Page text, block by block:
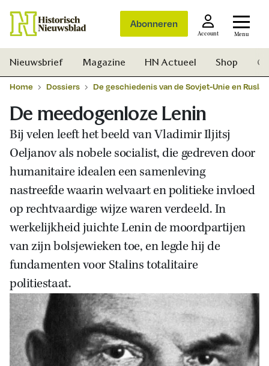
Abonneren
Account Menu
Nieuwsbrief Magazine HN Actueel Shop
Home Dossiers De geschiedenis van de Sovjet-Unie en
De meedogenloze Lenin
Bij velen leeft het beeld van Vladimir Iljitsj
Oeljanov als nobele socialist, die gedreven door
humanitaire idealen een samenleving
nastreefde waarin welvaart en politieke invloed
op rechtvaardige wijze waren verdeeld. In
werkelijkheid juichte Lenin de moordpartijen
van zijn bolsjewieken toe, en legde hij de
fundamenten voor Stalins totalitaire
politiestaat.